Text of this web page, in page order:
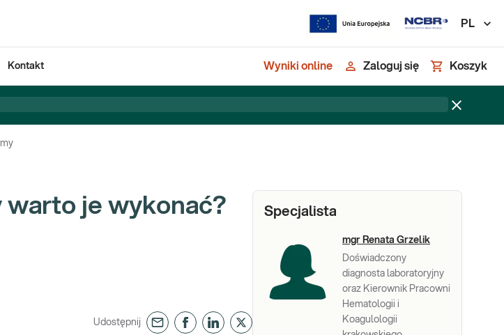
PL
Kontakt Wyniki online Zaloguj się Koszyk
warto je wykonać?
Udostępnij
Specjalista
mgr Renata Grzelik
Doświadczony
diagnosta laboratoryjny
oraz Kierownik Pracowni
Hematologii i
Koagulologii